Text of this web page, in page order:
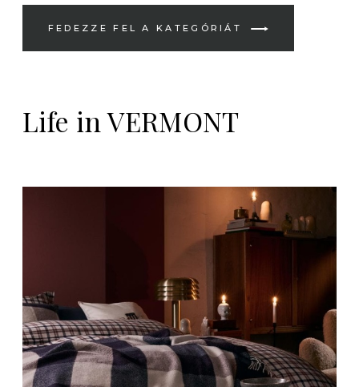
FEDEZZE FEL A KATEGÓRIÁT
Life in VERMONT